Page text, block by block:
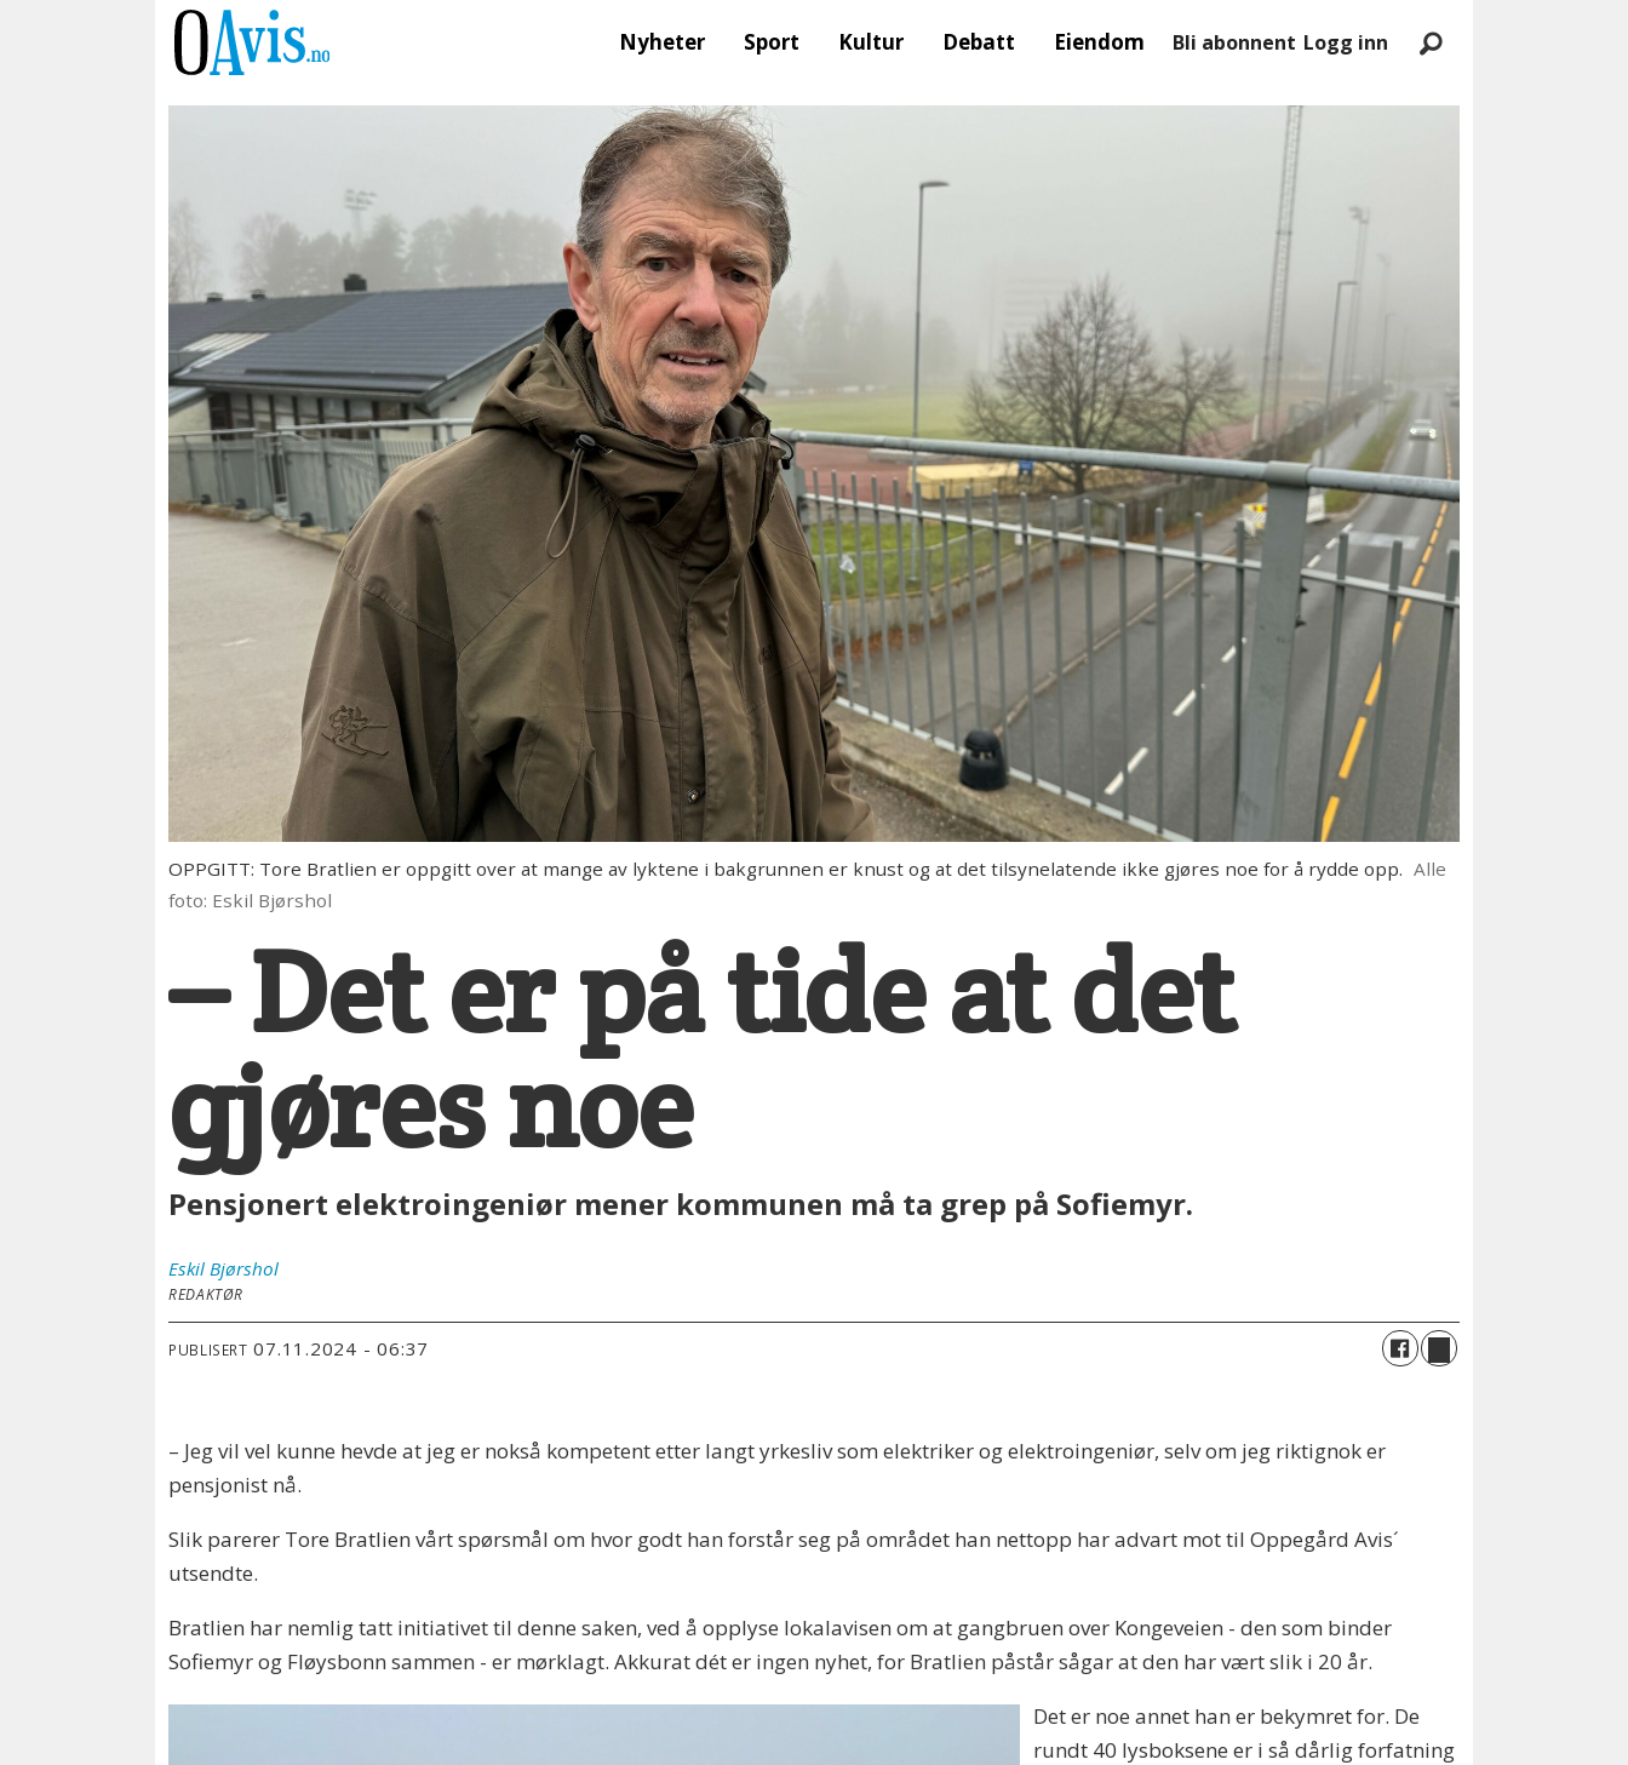
Nyheter Sport Kultur Debatt Eiendom Bli abonnent Logg inn
OPPGITT: Tore Bratlien er oppgitt over at mange av lyktene i bakgrunnen er knust og at det tilsynelatende ikke gjøres noe for å rydde opp. Alle
foto: Eskil Bjørshol
– Det er på tide at det
gjøres noe
Pensjonert elektroingeniør mener kommunen må ta grep på Sofiemyr.
Eskil Bjørshol
REDAKTØR
PUBLISERT 07.11.2024 - 06:37
– Jeg vil vel kunne hevde at jeg er nokså kompetent etter langt yrkesliv som elektriker og elektroingeniør, selv om jeg riktignok er
pensjonist nå.
Slik parerer Tore Bratlien vårt spørsmål om hvor godt han forstår seg på området han nettopp har advart mot til Oppegård Avis´
utsendte.
Bratlien har nemlig tatt initiativet til denne saken, ved å opplyse lokalavisen om at gangbruen over Kongeveien - den som binder
Sofiemyr og Fløysbonn sammen - er mørklagt. Akkurat dét er ingen nyhet, for Bratlien påstår sågar at den har vært slik i 20 år.
Det er noe annet han er bekymret for. De
rundt 40 lysboksene er i så dårlig forfatning